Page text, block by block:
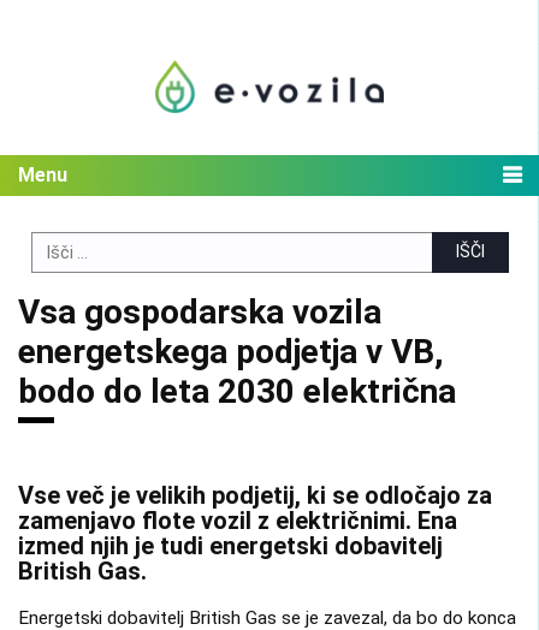
Menu
Search
for:
Vsa gospodarska vozila
energetskega podjetja v VB,
bodo do leta 2030 električna
Vse več je velikih podjetij, ki se odločajo za
zamenjavo flote vozil z električnimi. Ena
izmed njih je tudi energetski dobavitelj
British Gas.
Energetski dobavitelj British Gas se je zavezal, da bo do konca